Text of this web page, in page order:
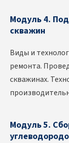
Модуль 4.
скважин
Виды и
ремонта.
скважинах.
Модуль 5.